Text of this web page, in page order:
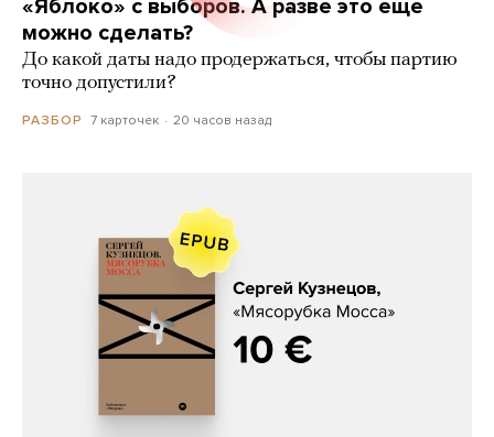
«Яблоко» с выборов. А разве это еще
можно сделать?
До какой даты надо продержаться, чтобы партию
точно допустили?
РАЗБОР 7 карточек 20 часов назад
Сергей Кузнецов, «Мясорубка